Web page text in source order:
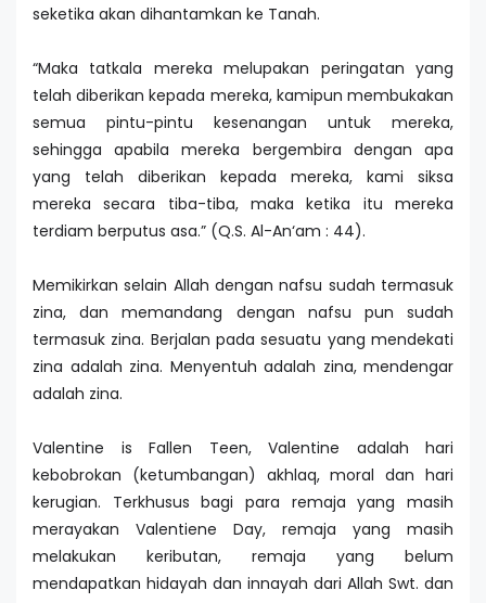
seketika akan dihantamkan ke Tanah.
“Maka tatkala mereka melupakan peringatan yang
telah diberikan kepada mereka, kamipun membukakan
semua pintu-pintu kesenangan untuk mereka,
sehingga apabila mereka bergembira dengan apa
yang telah diberikan kepada mereka, kami siksa
mereka secara tiba-tiba, maka ketika itu mereka
terdiam berputus asa.” (Q.S. Al-An‘am : 44).
Memikirkan selain Allah dengan nafsu sudah termasuk
zina, dan memandang dengan nafsu pun sudah
termasuk zina. Berjalan pada sesuatu yang mendekati
zina adalah zina. Menyentuh adalah zina, mendengar
adalah zina.
Valentine is Fallen Teen, Valentine adalah hari
kebobrokan (ketumbangan) akhlaq, moral dan hari
kerugian. Terkhusus bagi para remaja yang masih
merayakan Valentiene Day, remaja yang masih
melakukan keributan, remaja yang belum
mendapatkan hidayah dan innayah dari Allah Swt. dan